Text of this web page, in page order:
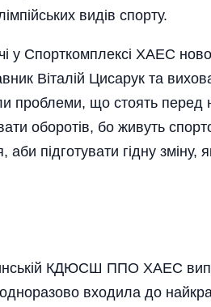
видів спорту.
у Спорткомплексі ХАЕС
Віта­лій Цисарук та
проблеми, що стоять перед
оборотів, бо живуть
підготувати гідну зміну,
КДЮСШ ППО ХАЕС
входила до